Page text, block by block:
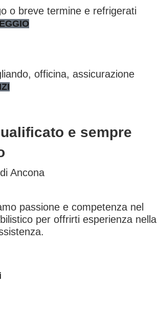
o breve termine e refrigerati
officina, assicurazione
e sempre
Ancona
passione e competenza nel
per offrirti esperienza nella